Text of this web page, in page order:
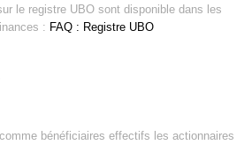
le registre UBO sont disponible dans les
: FAQ : Registre UBO
bénéficiaires effectifs les actionnaires